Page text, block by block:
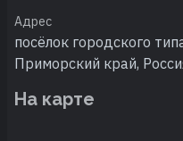
Адрес
посёлок городского
Приморский край,
На карте